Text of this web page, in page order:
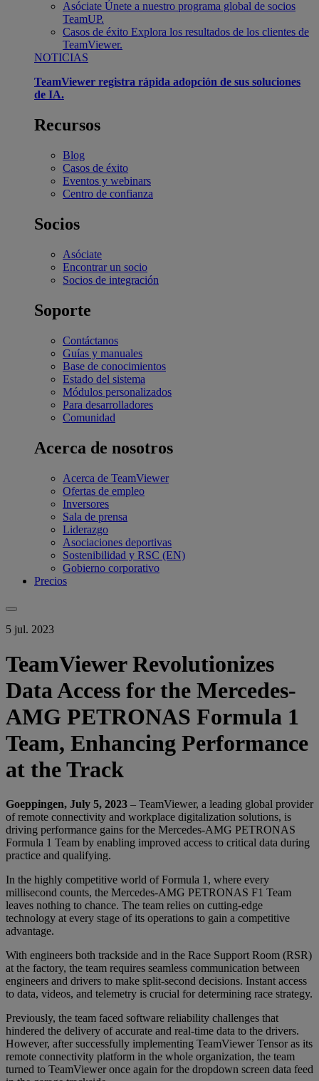
Asóciate Únete a nuestro programa global de socios
TeamUP.
Casos de éxito Explora los resultados de los clientes de
TeamViewer.
NOTICIAS
TeamViewer registra rápida adopción de sus soluciones
de IA.
Recursos
Blog
Casos de éxito
Eventos y webinars
Centro de confianza
Socios
Asóciate
Encontrar un socio
Socios de integración
Soporte
Contáctanos
Guías y manuales
Base de conocimientos
Estado del sistema
Módulos personalizados
Para desarrolladores
Comunidad
Acerca de nosotros
Acerca de TeamViewer
Ofertas de empleo
Inversores
Sala de prensa
Liderazgo
Asociaciones deportivas
Sostenibilidad y RSC (EN)
Gobierno corporativo
Precios
5 jul. 2023
TeamViewer Revolutionizes
Data Access for the Mercedes-
AMG PETRONAS Formula 1
Team, Enhancing Performance
at the Track
Goeppingen, July 5, 2023 – TeamViewer, a leading global provider
of remote connectivity and workplace digitalization solutions, is
driving performance gains for the Mercedes-AMG PETRONAS
Formula 1 Team by enabling improved access to critical data during
practice and qualifying.
In the highly competitive world of Formula 1, where every
millisecond counts, the Mercedes-AMG PETRONAS F1 Team
leaves nothing to chance. The team relies on cutting-edge
technology at every stage of its operations to gain a competitive
advantage.
With engineers both trackside and in the Race Support Room (RSR)
at the factory, the team requires seamless communication between
engineers and drivers to make split-second decisions. Instant access
to data, videos, and telemetry is crucial for determining race strategy.
Previously, the team faced software reliability challenges that
hindered the delivery of accurate and real-time data to the drivers.
However, after successfully implementing TeamViewer Tensor as its
remote connectivity platform in the whole organization, the team
turned to TeamViewer once again for the dropdown screen data feed